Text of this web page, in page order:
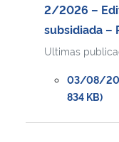
Ministério do
Controladoria-Geral da
Ministério da Mulher, da
2/2026 –
subsidiada
Ultimas
03/08/
834 KB)